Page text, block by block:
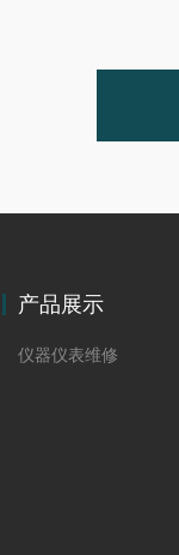
产品展示
仪器仪表维修